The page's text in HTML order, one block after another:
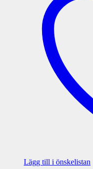
Lägg till i önskelistan